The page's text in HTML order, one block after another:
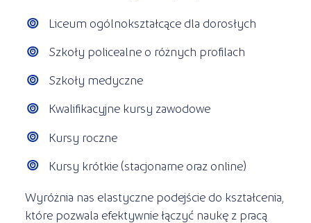
Liceum ogólnokształcące dla dorosłych
Szkoły policealne o różnych profilach
Szkoły medyczne
Kwalifikacyjne kursy zawodowe
Kursy roczne
Kursy krótkie (stacjonarne oraz online)
Wyróżnia nas elastyczne podejście do kształcenia,
które pozwala efektywnie łączyć naukę z pracą